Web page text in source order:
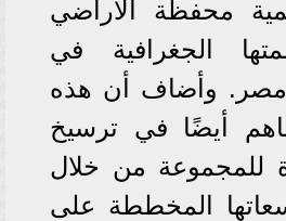
محفظة الأراضي
الجغرافية في
مصر. وأضاف أن هذه
أيضًا في ترسيخ
للمجموعة من خلال
المخططة على